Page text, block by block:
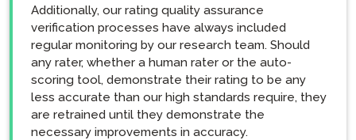
Additionally, our rating quality assurance
verification processes have always included
regular monitoring by our research team. Should
any rater, whether a human rater or the auto-
scoring tool, demonstrate their rating to be any
less accurate than our high standards require, they
are retrained until they demonstrate the
necessary improvements in accuracy.